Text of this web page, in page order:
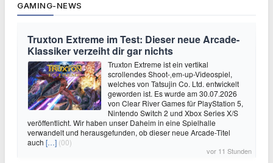
GAMING-NEWS
Truxton Extreme im Test: Dieser neue Arcade-
Klassiker verzeiht dir gar nichts
Truxton Extreme ist ein vertikal
scrollendes Shoot-‚em-up-Videospiel,
welches von Tatsujin Co. Ltd. entwickelt
geworden ist. Es wurde am 30.07.2026
von Clear River Games für PlayStation 5,
Nintendo Switch 2 und Xbox Series X/S
veröffentlicht. Wir haben unser Daheim in eine Spielhalle
verwandelt und herausgefunden, ob dieser neue Arcade-Titel
auch […] (00)
vor 11 Stunden